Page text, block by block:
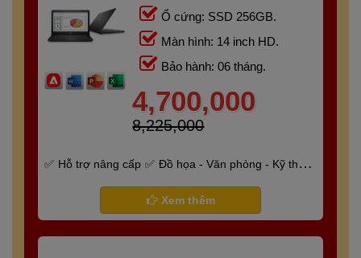
Ổ cứng: SSD 256GB.
Màn hình: 14 inch HD.
Bảo hành: 06 tháng.
4,700,000
8,225,000
Hỗ trợ nâng cấp
Đồ họa - Văn phòng - Kỹ thuật
Bảo hành 6 tháng
Xem thêm